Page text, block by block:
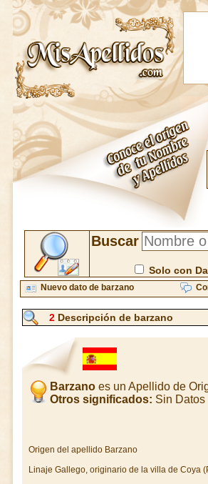
Buscar
Solo con
Nuevo dato de barzano
2 Descripción de barzano
Barzanoes un Apellido de
Otros significados: Sin Datos
Origen del apellido Barzano
Linaje Gallego, originario de la villa de Coya